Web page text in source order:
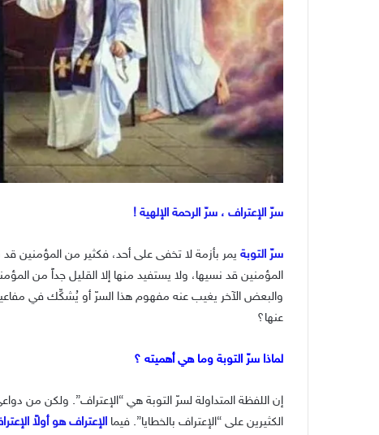
سرّ الإعتراف ، سرّ الرحمة الإلهية !
سرّ التوبة يمر بأزمة لا تخفى على أحد، فكثير من المؤمنين قد
المؤمنين قد نسيها، ولا يستفيد منها إلا القليل جداً من
والبعض الآخر يغيب عنه مفهوم هذا السرّ أو يُشكِّك في
عنها؟
لماذا سرّ التوبة وما هي أهميته ؟
إن اللفظة المتداولة لسرّ التوبة هي “الإعتراف”. ولكن
الكثيرين على “الإعتراف بالخطايا”. فيما الإعتراف هو أولاً